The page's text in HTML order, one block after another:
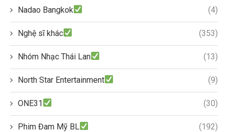
Nadao Bangkok (4)
Nghệ sĩ khác (353)
Nhóm Nhạc Thái Lan (13)
North Star Entertainment (9)
ONE31 (30)
Phim Đam Mỹ BL (192)